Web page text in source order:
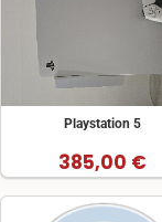
Playstation 5
385,00 €